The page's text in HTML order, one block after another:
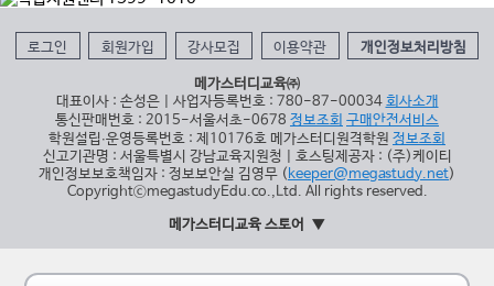
로그인 회원가입 강사모집 이용약관 개인정보처리방침
메가스터디교육㈜
대표이사 : 손성은 | 사업자등록번호 : 780-87-00034 회사소개
통신판매번호 : 2015-서울서초-0678 정보조회 구매안전서비스
학원설립∙운영등록번호 : 제10176호 메가스터디원격학원 정보조회
신고기관명 : 서울특별시 강남교육지원청 | 호스팅제공자 : (주)케이티
개인정보보호책임자 : 정보보안실 김영무 (keeper@megastudy.net)
CopyrightⓒmegastudyEdu.co.,Ltd. All rights reserved.
메가스터디교육 스토어